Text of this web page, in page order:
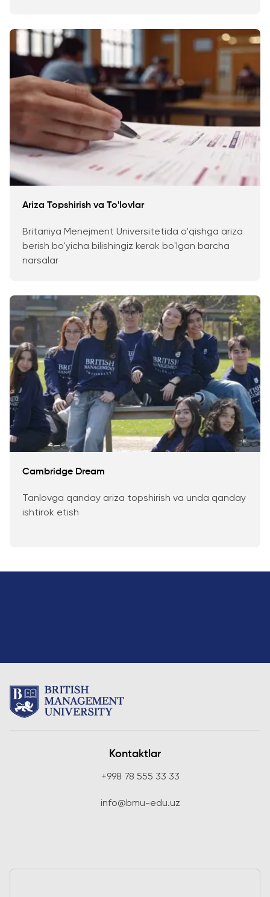
Ariza Topshirish va To'lovlar
Britaniya Menejment Universitetida o'qishga ariza
berish bo'yicha bilishingiz kerak bo'lgan barcha
narsalar
Cambridge Dream
Tanlovga qanday ariza topshirish va unda qanday
ishtirok etish
Kontaktlar
+998 78 555 33 33
info@bmu-edu.uz